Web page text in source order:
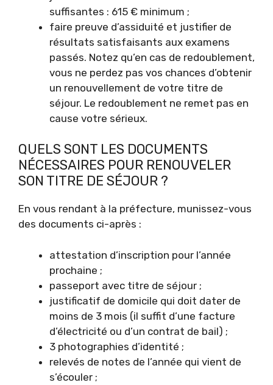
suffisantes : 615 € minimum ;
faire preuve d’assiduité et justifier de
résultats satisfaisants aux examens
passés. Notez qu’en cas de redoublement,
vous ne perdez pas vos chances d’obtenir
un renouvellement de votre titre de
séjour. Le redoublement ne remet pas en
cause votre sérieux.
QUELS SONT LES DOCUMENTS
NÉCESSAIRES POUR RENOUVELER
SON TITRE DE SÉJOUR ?
En vous rendant à la préfecture, munissez-vous
des documents ci-après :
attestation d’inscription pour l’année
prochaine ;
passeport avec titre de séjour ;
justificatif de domicile qui doit dater de
moins de 3 mois (il suffit d’une facture
d’électricité ou d’un contrat de bail) ;
3 photographies d’identité ;
relevés de notes de l’année qui vient de
s’écouler ;